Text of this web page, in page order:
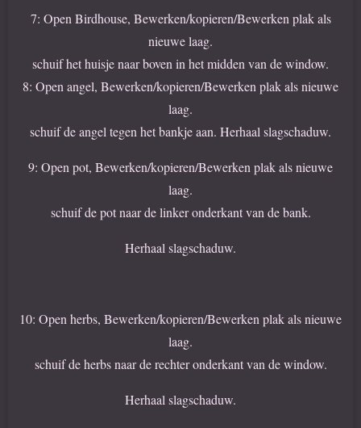
7: Open Birdhouse, Bewerken/kopieren/Bewerken plak als
nieuwe laag.
schuif het huisje naar boven in het midden van de window.
8: Open angel, Bewerken/kopieren/Bewerken plak als nieuwe
laag.
schuif de angel tegen het bankje aan. Herhaal slagschaduw.
9: Open pot, Bewerken/kopieren/Bewerken plak als nieuwe
laag.
schuif de pot naar de linker onderkant van de bank.
Herhaal slagschaduw.
10: Open herbs, Bewerken/kopieren/Bewerken plak als nieuwe
laag.
schuif de herbs naar de rechter onderkant van de window.
Herhaal slagschaduw.